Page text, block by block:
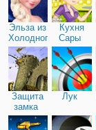
Эльза из
Холодного
сердца
Кухня
Сары
Защита
замка
Лук